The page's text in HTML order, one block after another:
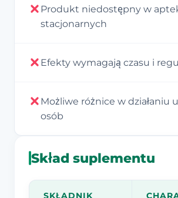
Produkt niedostępny w
stacjonarnych
Efekty wymagają czasu i
Możliwe różnice w działaniu
osób
Skład suplementu
SKŁADNIK